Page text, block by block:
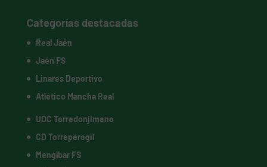
Categorías destacadas
Real Jaén
Jaén FS
Linares Deportivo
Atlético Mancha Real
UDC Torredonjimeno
CD Torreperogil
Mengíbar FS